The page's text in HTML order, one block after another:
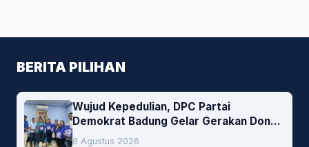
BERITA PILIHAN
Wujud Kepedulian, DPC Partai
Demokrat Badung Gelar Gerakan Donor
Darah
8 Agustus 2026